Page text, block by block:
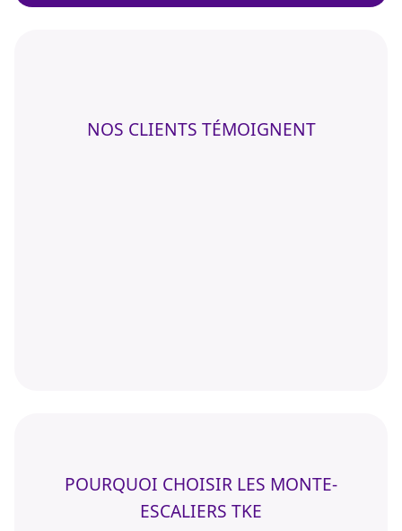
NOS CLIENTS TÉMOIGNENT
POURQUOI CHOISIR LES MONTE-
ESCALIERS TKE